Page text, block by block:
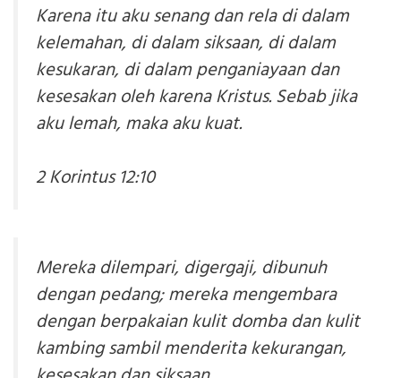
Karena itu aku senang dan rela di dalam
kelemahan, di dalam siksaan, di dalam
kesukaran, di dalam penganiayaan dan
kesesakan oleh karena Kristus. Sebab jika
aku lemah, maka aku kuat.
2 Korintus 12:10
Mereka dilempari, digergaji, dibunuh
dengan pedang; mereka mengembara
dengan berpakaian kulit domba dan kulit
kambing sambil menderita kekurangan,